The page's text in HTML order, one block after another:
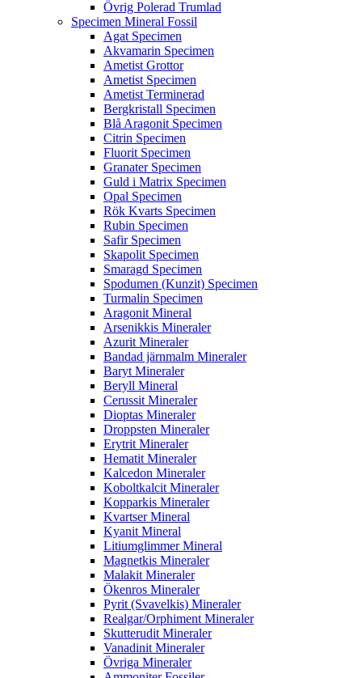
Övrig Polerad Trumlad
Specimen Mineral Fossil
Agat Specimen
Akvamarin Specimen
Ametist Grottor
Ametist Specimen
Ametist Terminerad
Bergkristall Specimen
Blå Aragonit Specimen
Citrin Specimen
Fluorit Specimen
Granater Specimen
Guld i Matrix Specimen
Opal Specimen
Rök Kvarts Specimen
Rubin Specimen
Safir Specimen
Skapolit Specimen
Smaragd Specimen
Spodumen (Kunzit) Specimen
Turmalin Specimen
Aragonit Mineral
Arsenikkis Mineraler
Azurit Mineraler
Bandad järnmalm Mineraler
Baryt Mineraler
Beryll Mineral
Cerussit Mineraler
Dioptas Mineraler
Droppsten Mineraler
Erytrit Mineraler
Hematit Mineraler
Kalcedon Mineraler
Koboltkalcit Mineraler
Kopparkis Mineraler
Kvartser Mineral
Kyanit Mineral
Litiumglimmer Mineral
Magnetkis Mineraler
Malakit Mineraler
Ökenros Mineraler
Pyrit (Svavelkis) Mineraler
Realgar/Orphiment Mineraler
Skutterudit Mineraler
Vanadinit Mineraler
Övriga Mineraler